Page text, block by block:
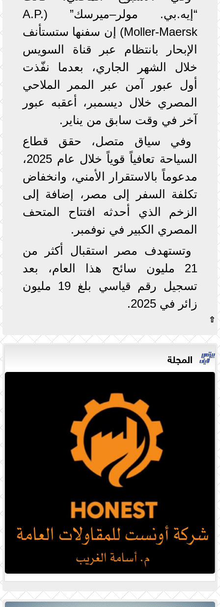
“إيه.بي. مولر–ميرسك” (A.P.
Moller-Maersk) إن سفنها ستستأنف
الإبحار بانتظام عبر قناة السويس
خلال الشهر الجاري، بعدما نفّذت
أول عبور آمن عبر الممر الملاحي
المصري خلال ديسمبر، أعقبه عبور
آخر في وقت سابق من يناير.
وفي سياق متصل، حقق قطاع
السياحة تعافياً قوياً خلال عام 2025،
مدعوماً بالاستقرار الأمني، وانخفاض
تكلفة السفر إلى مصر، إضافة إلى
الزخم الذي أحدثه افتتاح المتحف
المصري الكبير في نوفمبر.
وتستهدف مصر استقبال أكثر من
21 مليون سائح هذا العام، بعد
تسجيل رقم قياسي بلغ 19 مليون
زائر في 2025.
⇧
المجلة